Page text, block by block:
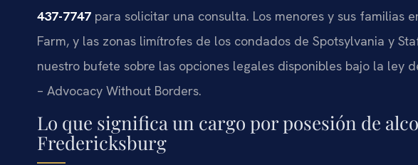
437-7747 para solicitar una consulta. Los menores y sus familias
Farm, y las zonas limítrofes de los condados de Spotsylvania y
nuestro bufete sobre las opciones legales disponibles bajo la ley
– Advocacy Without Borders.
Lo que significa un cargo por posesión de
Fredericksburg